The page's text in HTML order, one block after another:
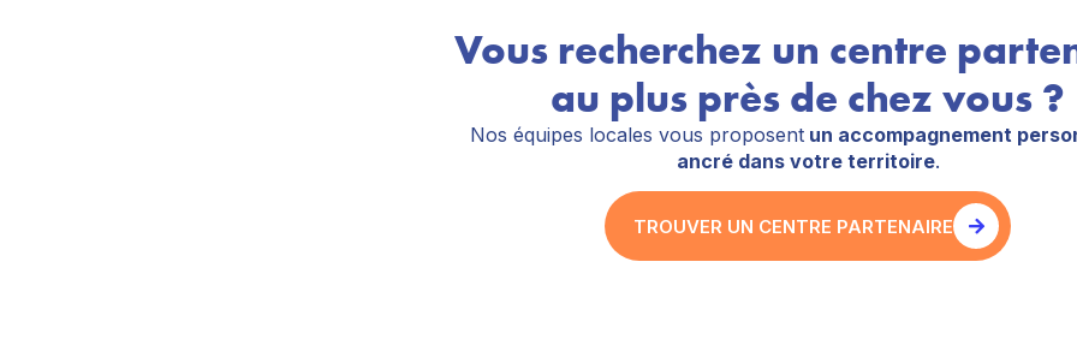
Vous recherchez un centre
au plus près de chez vous ?
Nos équipes locales vous proposentun accompagnement
ancré dans votre territoire.
TROUVER UN CENTRE PARTENAIRE